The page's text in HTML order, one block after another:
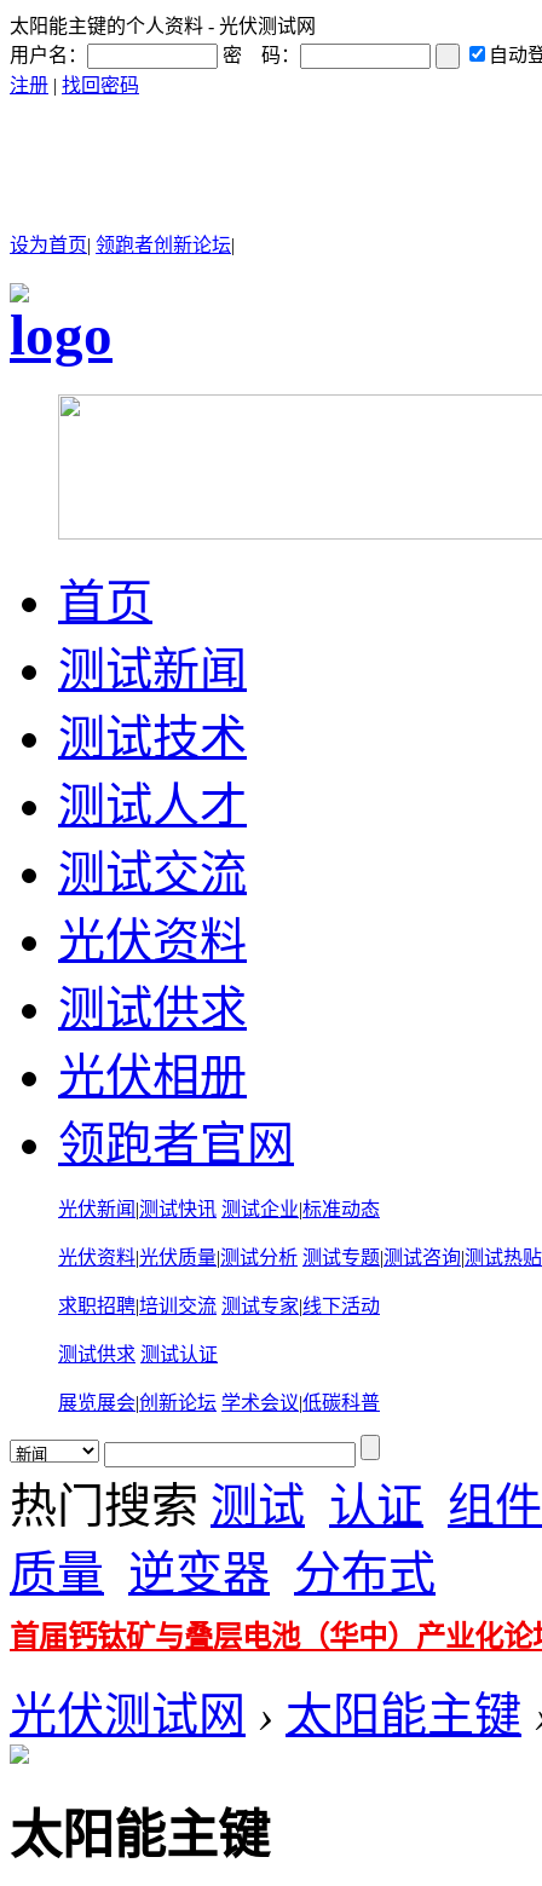
太阳能主键的个人资料 - 光伏测试网
用户名：
密 码：
自动
注册 | 找回密码
设为首页| 领跑者创新论坛|
首页
测试新闻
测试技术
测试人才
测试交流
光伏资料
测试供求
光伏相册
领跑者官网
光伏新闻 |测试快讯 测试企业|标准动态
光伏资料|光伏质量|测试分析 测试专题|测试咨询|测试热贴
求职招聘|培训交流 测试专家|线下活动
测试供求 测试认证
展览展会|创新论坛 学术会议|低碳科普
热门搜索 测试 认证 组件
质量 逆变器 分布式
首届钙钛矿与叠层电池（华中）产业化论
光伏测试网 › 太阳能主键
太阳能主键